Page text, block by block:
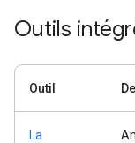
Outils
Outil
La